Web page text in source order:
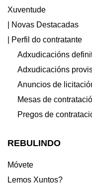
Xuventude
| Novas Destacadas
| Perfil do contratante
Adxudicacións
Adxudicacións
Anuncios de
Mesas de
Pregos de
REBULINDO
Móvete
Lemos Xuntos?